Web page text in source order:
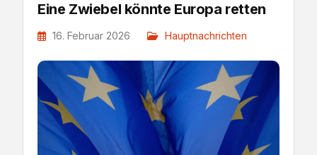
Eine Zwiebel könnte Europa retten
16. Februar 2026 Hauptnachrichten